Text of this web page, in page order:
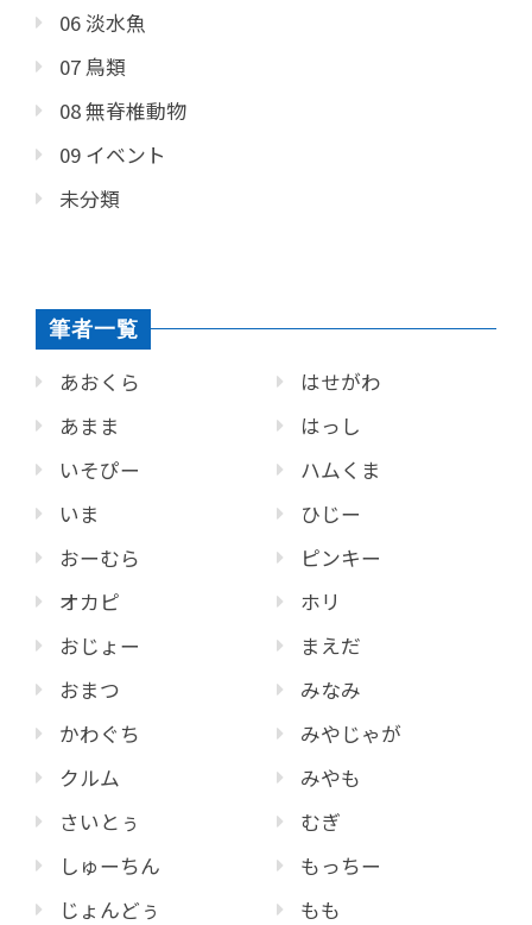
06 淡水魚
07 鳥類
08 無脊椎動物
09 イベント
未分類
筆者一覧
あおくら
あまま
いそぴー
いま
おーむら
オカピ
おじょー
おまつ
かわぐち
クルム
さいとぅ
しゅーちん
じょんどぅ
はせがわ
はっし
ハムくま
ひじー
ピンキー
ホリ
まえだ
みなみ
みやじゃが
みやも
むぎ
もっちー
もも